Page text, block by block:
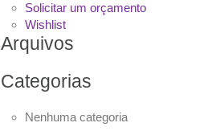
Solicitar um orçamento
Wishlist
Arquivos
Categorias
Nenhuma categoria